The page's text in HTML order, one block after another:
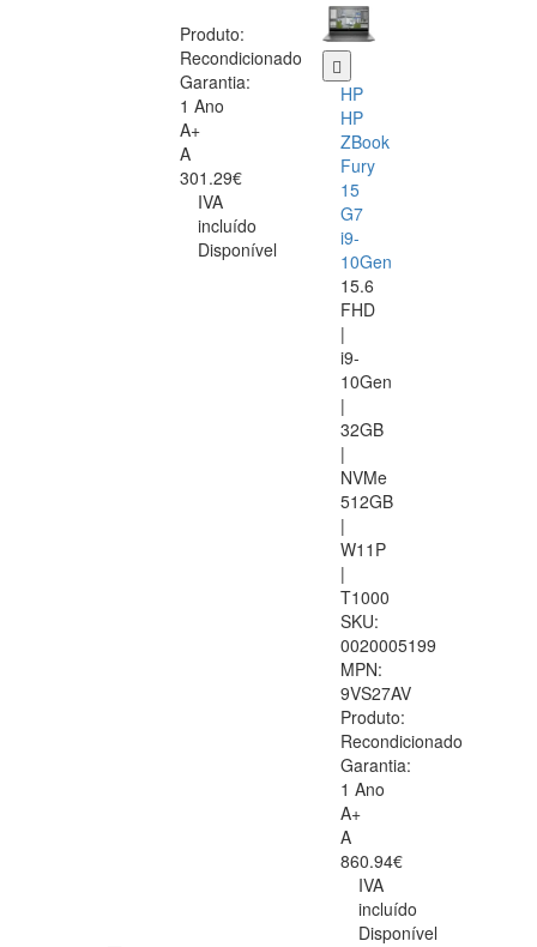
Produto:
Recondicionado
Garantia:
1 Ano
A+
A
301.29€
IVA
incluído
Disponível
HP
HP
ZBook
Fury
15
G7
i9-
10Gen
15.6
FHD
|
i9-
10Gen
|
32GB
|
NVMe
512GB
|
W11P
|
T1000
SKU:
0020005199
MPN:
9VS27AV
Produto:
Recondicionado
Garantia:
1 Ano
A+
A
860.94€
IVA
incluído
Disponível